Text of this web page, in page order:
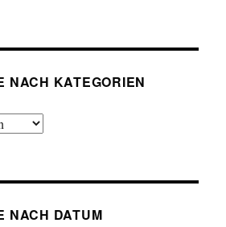
NACH KATEGORIEN
NACH DATUM